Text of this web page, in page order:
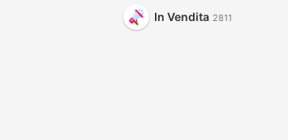
In Vendita 2811